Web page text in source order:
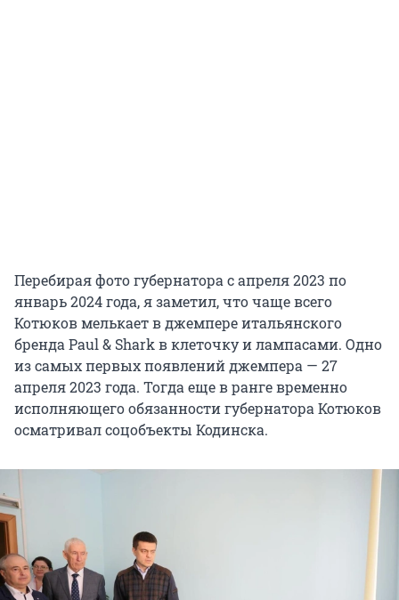
Перебирая фото губернатора с апреля 2023 по
январь 2024 года, я заметил, что чаще всего
Котюков мелькает в джемпере итальянского
бренда Paul & Shark в клеточку и лампасами. Одно
из самых первых появлений джемпера — 27
апреля 2023 года. Тогда еще в ранге временно
исполняющего обязанности губернатора Котюков
осматривал соцобъекты Кодинска.